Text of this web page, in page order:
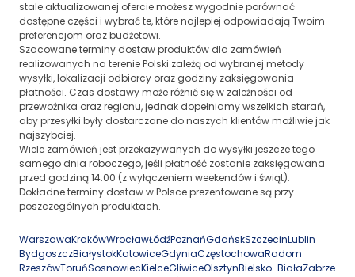
stale aktualizowanej ofercie możesz wygodnie porównać
dostępne części i wybrać te, które najlepiej odpowiadają Twoim
preferencjom oraz budżetowi.
Szacowane terminy dostaw produktów dla zamówień
realizowanych na terenie Polski zależą od wybranej metody
wysyłki, lokalizacji odbiorcy oraz godziny zaksięgowania
płatności. Czas dostawy może różnić się w zależności od
przewoźnika oraz regionu, jednak dopełniamy wszelkich starań,
aby przesyłki były dostarczane do naszych klientów możliwie jak
najszybciej.
Wiele zamówień jest przekazywanych do wysyłki jeszcze tego
samego dnia roboczego, jeśli płatność zostanie zaksięgowana
przed godziną 14:00 (z wyłączeniem weekendów i świąt).
Dokładne terminy dostaw w Polsce prezentowane są przy
poszczególnych produktach.
WarszawaKrakówWrocławŁódźPoznańGdańskSzczecinLublin
BydgoszczBiałystokKatowiceGdyniaCzęstochowaRadom
RzeszówToruńSosnowiecKielceGliwiceOlsztynBielsko-BiałaZabrze